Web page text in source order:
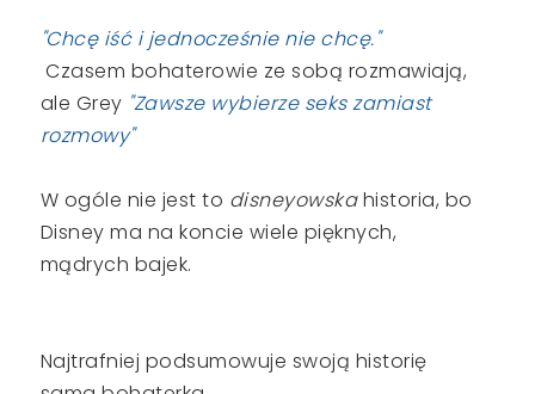
"Chcę iść i jednocześnie nie chcę."
Czasem bohaterowie ze sobą rozmawiają,
ale Grey "Zawsze wybierze seks zamiast
rozmowy"
W ogóle nie jest to disneyowskahistoria, bo
Disney ma na koncie wiele pięknych,
mądrych bajek.
Najtrafniej podsumowuje swoją historię